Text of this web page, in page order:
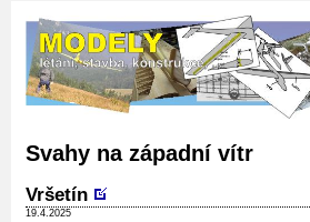
Svahy na západní vítr
Vršetín
19.4.2025